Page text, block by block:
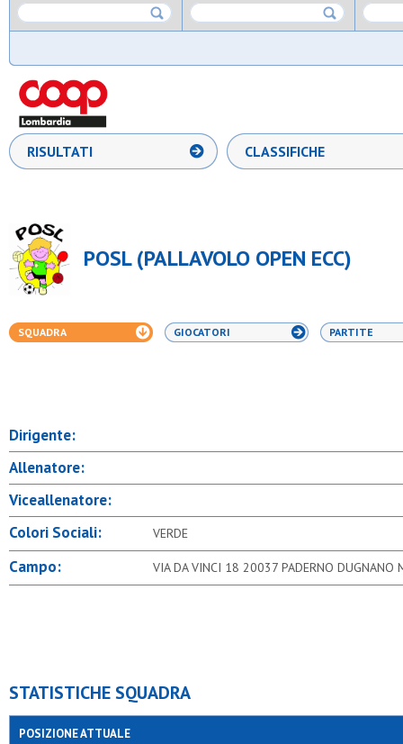
RISULTATI CLASSIFICHE
POSL (PALLAVOLO OPEN ECC)
SQUADRA GIOCATORI PARTITE
Dirigente:
Allenatore:
Viceallenatore:
Colori Sociali:
VERDE
Campo: VIA DA VINCI 18 20037 PADERNO DUGNANO
STATISTICHE SQUADRA
POSIZIONE ATTUALE